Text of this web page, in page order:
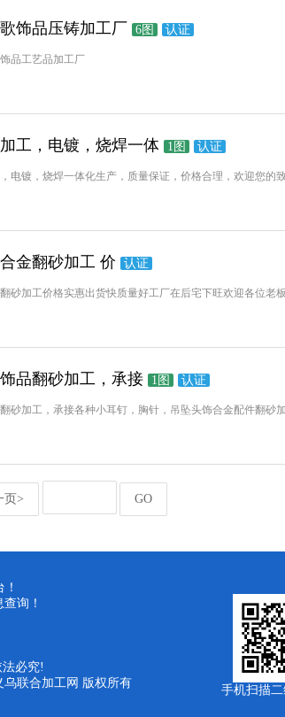
饰品压铸加工厂 6图 认证
品工艺品加工厂
工，电镀，烧焊一体 1图 认证
电镀，烧焊一体化生产，质量保证，价格合理，欢迎您的致
金翻砂加工 价 认证
品翻砂加工，承接 1图 认证
页> GO
询！
必究!
乌联合加工网 版权所有
手机扫描